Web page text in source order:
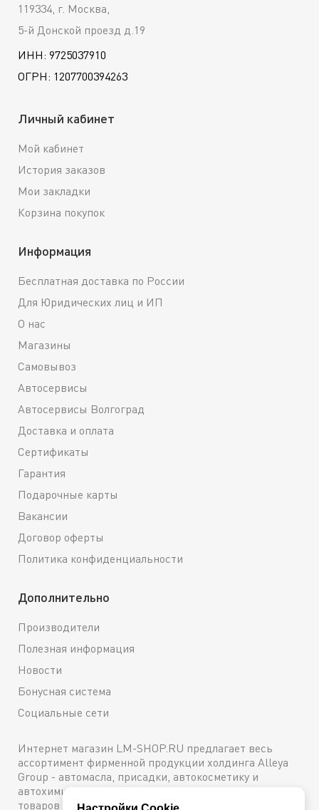
119334, г. Москва,
5-й Донской проезд д.19
ИНН: 9725037910
ОГРН: 1207700394263
Личный кабинет
Мой кабинет
История заказов
Мои закладки
Корзина покупок
Информация
Бесплатная доставка по России
Для Юридических лиц и ИП
О нас
Магазины
Самовывоз
Автосервисы
Автосервисы Волгоград
Доставка и оплата
Сертификаты
Гарантия
Подарочные карты
Вакансии
Договор оферты
Политика конфиденциальности
Дополнительно
Производители
Полезная информация
Новости
Бонусная система
Социальные сети
Интернет магазин LM-SHOP.RU предлагает весь
ассортимент фирменной продукции холдинга Alleya
Group - автомасла, присадки, автокосметику и
автохимию. Каталог содержит подробное описание
товаров с техническими характеристиками и ценами.